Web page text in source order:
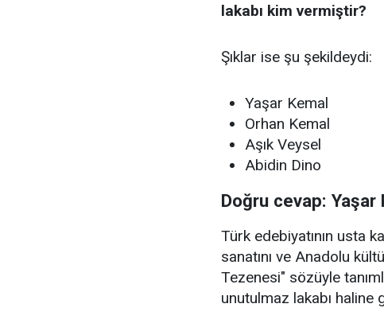
lakabı kim vermiştir?
Şıklar ise şu şekildeydi:
Yaşar Kemal
Orhan Kemal
Aşık Veysel
Abidin Dino
Doğru cevap: Yaşar
Türk edebiyatının usta
sanatını ve Anadolu
Tezenesi" sözüyle
unutulmaz lakabı haline